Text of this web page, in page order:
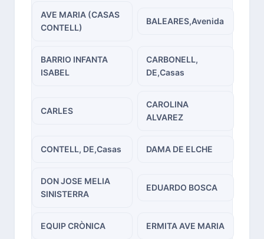
AVE MARIA (CASAS
CONTELL)
BALEARES,Avenida
BARRIO INFANTA
ISABEL
CARBONELL,
DE,Casas
CARLES
CAROLINA
ALVAREZ
CONTELL, DE,Casas DAMA DE ELCHE
DON JOSE MELIA
SINISTERRA
EDUARDO BOSCA
EQUIP CRÒNICA ERMITA AVE MARIA